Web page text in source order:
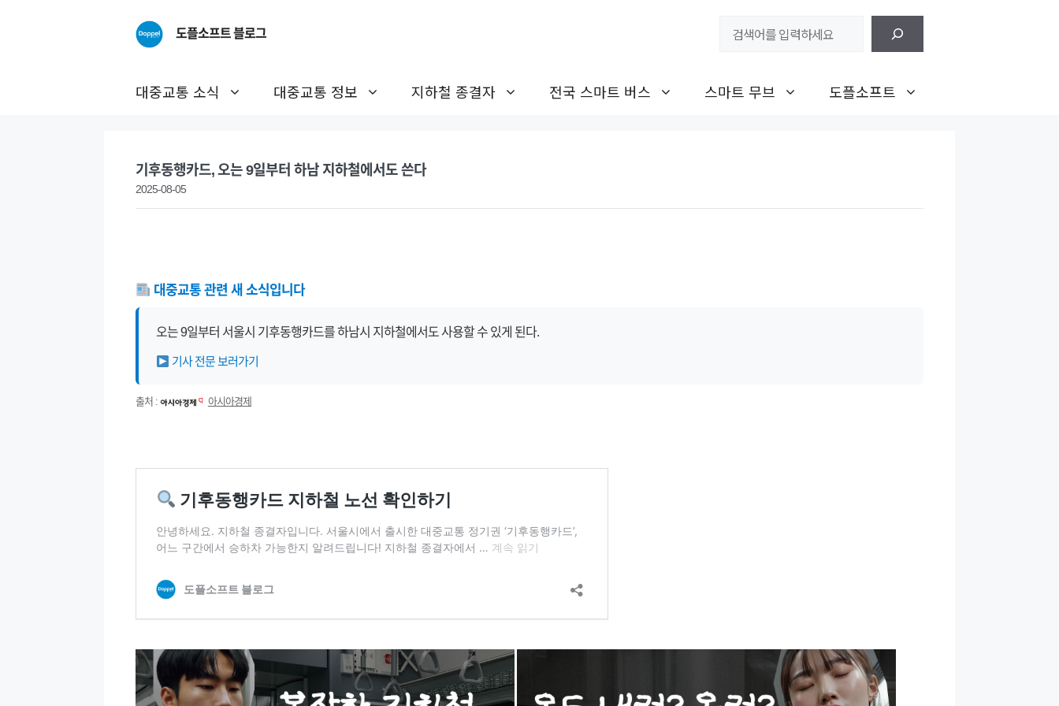
도플소프트 블로그
대중교통 소식 대중교통 정보 지하철 종결자 전국 스마트 버스 스마트 무브 도플소프트
기후동행카드, 오는 9일부터 하남 지하철에서도 쓴다
2025-08-05
대중교통 관련 새 소식입니다
오는 9일부터 서울시 기후동행카드를 하남시 지하철에서도 사용할 수 있게 된다.
기사 전문 보러가기
출처 : 아시아경제